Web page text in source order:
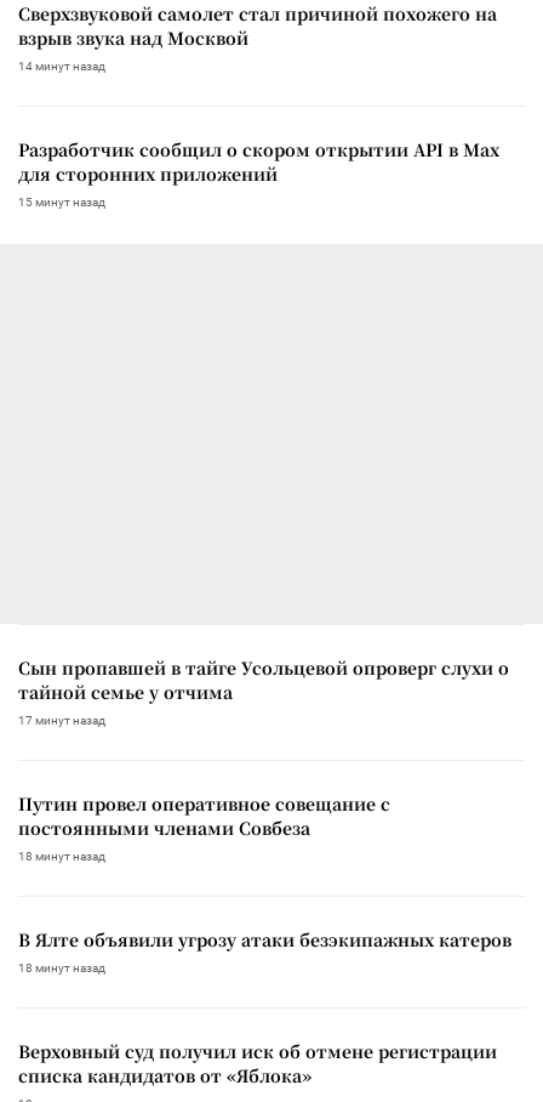
Сверхзвуковой самолет стал причиной похожего на
взрыв звука над Москвой
14 минут назад
Разработчик сообщил о скором открытии API в Max
для сторонних приложений
15 минут назад
Сын пропавшей в тайге Усольцевой опроверг слухи о
тайной семье у отчима
17 минут назад
Путин провел оперативное совещание с
постоянными членами Совбеза
18 минут назад
В Ялте объявили угрозу атаки безэкипажных катеров
18 минут назад
Верховный суд получил иск об отмене регистрации
списка кандидатов от «Яблока»